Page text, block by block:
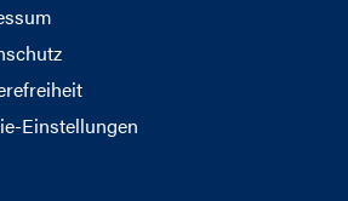
Einstellungen